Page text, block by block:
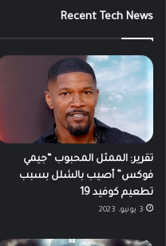
Recent Tech News
تقرير: الممثل المحبوب “جيمي
فوكس” أصيب بالشلل بسبب
تطعيم كوفيد 19
3 يونيو، 2023